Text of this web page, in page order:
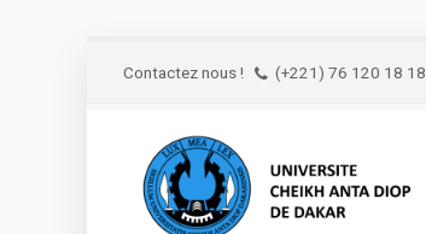
Contactez nous ! (+221) 76 120 18 18